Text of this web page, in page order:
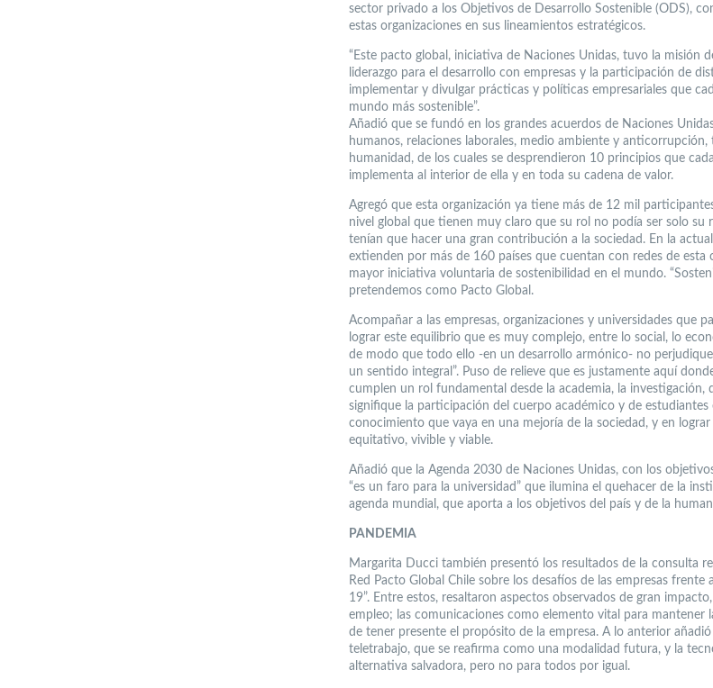
sector privado a los Objetivos de Desarrollo Sostenible (ODS),
estas organizaciones en sus lineamientos estratégicos.
“Este pacto global, iniciativa de Naciones Unidas, tuvo la misión
liderazgo para el desarrollo con empresas y la participación de
implementar y divulgar prácticas y políticas empresariales que
mundo más sostenible”.
Añadió que se fundó en los grandes acuerdos de Naciones
humanos, relaciones laborales, medio ambiente y anticorrupción,
humanidad, de los cuales se desprendieron 10 principios que
implementa al interior de ella y en toda su cadena de valor.
Agregó que esta organización ya tiene más de 12 mil
nivel global que tienen muy claro que su rol no podía ser solo su
tenían que hacer una gran contribución a la sociedad. En la
extienden por más de 160 países que cuentan con redes de esta
mayor iniciativa voluntaria de sostenibilidad en el mundo.
pretendemos como Pacto Global.
Acompañar a las empresas, organizaciones y universidades que
lograr este equilibrio que es muy complejo, entre lo social, lo
de modo que todo ello -en un desarrollo armónico- no
un sentido integral”. Puso de relieve que es justamente aquí
cumplen un rol fundamental desde la academia, la investigación,
signifique la participación del cuerpo académico y de estudiantes
conocimiento que vaya en una mejoría de la sociedad, y en
equitativo, vivible y viable.
Añadió que la Agenda 2030 de Naciones Unidas, con los
“es un faro para la universidad” que ilumina el quehacer de la
agenda mundial, que aporta a los objetivos del país y de la
PANDEMIA
Margarita Ducci también presentó los resultados de la consulta
Red Pacto Global Chile sobre los desafíos de las empresas frente
19”. Entre estos, resaltaron aspectos observados de gran
empleo; las comunicaciones como elemento vital para mantener
de tener presente el propósito de la empresa. A lo anterior
teletrabajo, que se reafirma como una modalidad futura, y la
alternativa salvadora, pero no para todos por igual.